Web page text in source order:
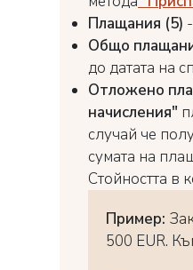
Плащания (5)
Общо
до датата на
Отложено
начисления"
случай че
сумата на
Стойността в
Пример:
500 EUR.